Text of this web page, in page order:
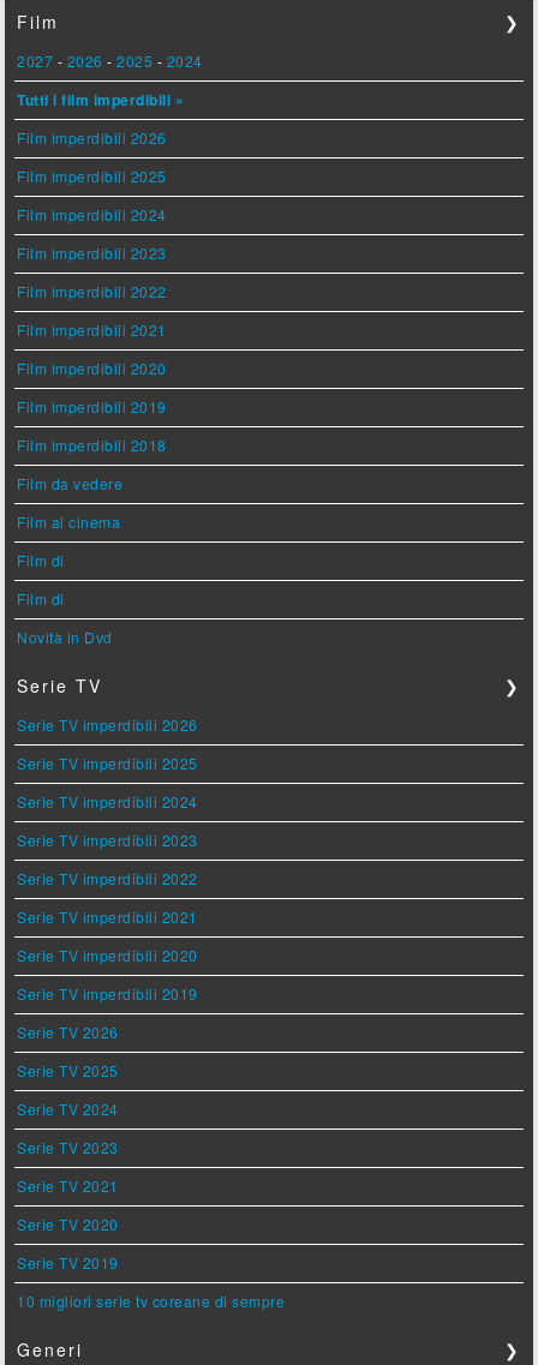
Film ❯
2027 - 2026 -2025 - 2024
Tutti i film imperdibili »
Film imperdibili 2026
Film imperdibili 2025
Film imperdibili 2024
Film imperdibili 2023
Film imperdibili 2022
Film imperdibili 2021
Film imperdibili 2020
Film imperdibili 2019
Film imperdibili 2018
Film da vedere
Film al cinema
Film di
Film di
Novità in Dvd
Serie TV ❯
Serie TV imperdibili 2026
Serie TV imperdibili 2025
Serie TV imperdibili 2024
Serie TV imperdibili 2023
Serie TV imperdibili 2022
Serie TV imperdibili 2021
Serie TV imperdibili 2020
Serie TV imperdibili 2019
Serie TV 2026
Serie TV 2025
Serie TV 2024
Serie TV 2023
Serie TV 2021
Serie TV 2020
Serie TV 2019
10 migliori serie tv coreane di sempre
Generi ❯